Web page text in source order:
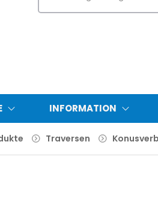
INFORMATION
Traversen